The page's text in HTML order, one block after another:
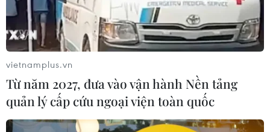
vietnamplus.vn
Từ năm 2027, đưa vào vận hành Nền tảng
quản lý cấp cứu ngoại viện toàn quốc